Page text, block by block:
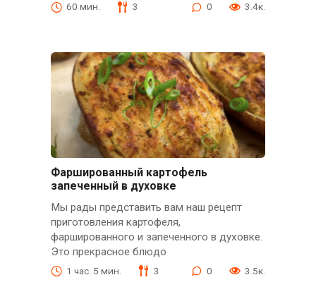
60 мин. 3 0 3.4к.
Фаршированный картофель
запеченный в духовке
Мы рады представить вам наш рецепт
приготовления картофеля,
фаршированного и запеченного в духовке.
Это прекрасное блюдо
1 час. 5 мин. 3 0 3.5к.